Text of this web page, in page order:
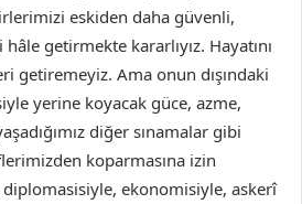
eskiden daha güvenli,
getirmekte kararlıyız. Hayatını
getiremeyiz. Ama onun dışındaki
yerine koyacak güce, azme,
diğer sınamalar gibi
koparmasına izin
ekonomisiyle, askerî